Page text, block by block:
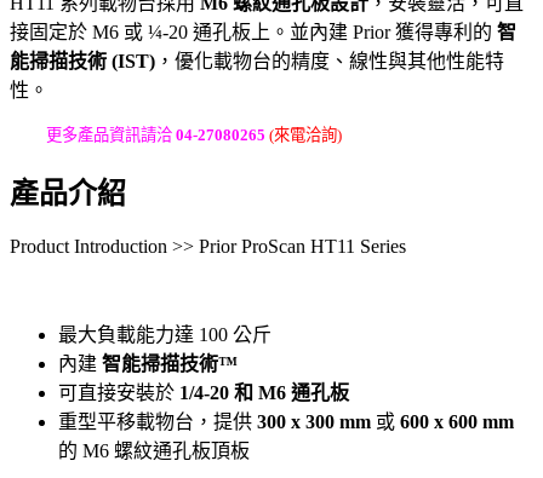
接固定於 M6 或 ¼-20 通孔板上。並內建 Prior 獲得專利的 智
能掃描技術 (IST) ，優化載物台的精度、線性與其他性能特
性。
更多產品資訊請洽 04-27080265 (來電洽詢)
產品介紹
Product Introduction >> Prior ProScan HT11 Series
最大負載能力達 100 公斤
內建 智能掃描技術™
可直接安裝於 1/4-20 和 M6 通孔板
重型平移載物台，提供 300 x 300 mm 或 600 x 600 mm
的 M6 螺紋通孔板頂板